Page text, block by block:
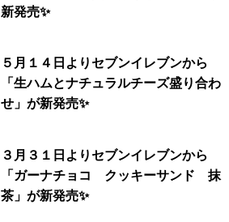
新発売✨
５月１４日よりセブンイレブンから
「生ハムとナチュラルチーズ盛り合わ
せ」が新発売✨
３月３１日よりセブンイレブンから
「ガーナチョコ クッキーサンド 抹
茶」が新発売✨